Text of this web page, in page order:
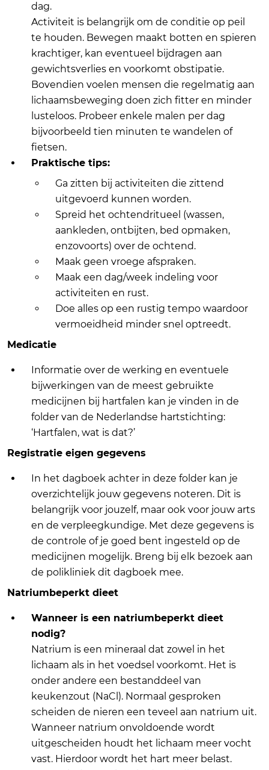
dag.
Activiteit is belangrijk om de conditie op peil
te houden. Bewegen maakt botten en spieren
krachtiger, kan eventueel bijdragen aan
gewichtsverlies en voorkomt obstipatie.
Bovendien voelen mensen die regelmatig aan
lichaamsbeweging doen zich fitter en minder
lusteloos. Probeer enkele malen per dag
bijvoorbeeld tien minuten te wandelen of
fietsen.
Praktische tips:
Ga zitten bij activiteiten die zittend
uitgevoerd kunnen worden.
Spreid het ochtendritueel (wassen,
aankleden, ontbijten, bed opmaken,
enzovoorts) over de ochtend.
Maak geen vroege afspraken.
Maak een dag/week indeling voor
activiteiten en rust.
Doe alles op een rustig tempo waardoor
vermoeidheid minder snel optreedt.
Medicatie
Informatie over de werking en eventuele
bijwerkingen van de meest gebruikte
medicijnen bij hartfalen kan je vinden in de
folder van de Nederlandse hartstichting:
‘Hartfalen, wat is dat?’
Registratie eigen gegevens
In het dagboek achter in deze folder kan je
overzichtelijk jouw gegevens noteren. Dit is
belangrijk voor jouzelf, maar ook voor jouw arts
en de verpleegkundige. Met deze gegevens is
de controle of je goed bent ingesteld op de
medicijnen mogelijk. Breng bij elk bezoek aan
de polikliniek dit dagboek mee.
Natriumbeperkt dieet
Wanneer is een natriumbeperkt dieet
nodig?
Natrium is een mineraal dat zowel in het
lichaam als in het voedsel voorkomt. Het is
onder andere een bestanddeel van
keukenzout (NaCl). Normaal gesproken
scheiden de nieren een teveel aan natrium uit.
Wanneer natrium onvoldoende wordt
uitgescheiden houdt het lichaam meer vocht
vast. Hierdoor wordt het hart meer belast.